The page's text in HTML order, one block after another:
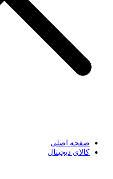
صفحه اصلی
کالای دیجیتال